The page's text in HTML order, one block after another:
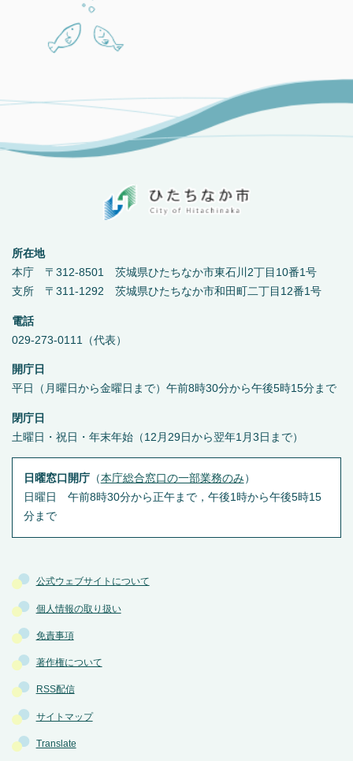
公式ウェブサイトについて
個人情報の取り扱い
免責事項
著作権について
RSS配信
サイトマップ
Translate
所在地
本庁 〒312-8501 茨城県ひたちなか市東石川2丁目10番1号
支所 〒311-1292 茨城県ひたちなか市和田町二丁目12番1号
電話
029-273-0111（代表）
開庁日
平日（月曜日から金曜日まで）午前8時30分から午後5時15分まで
閉庁日
土曜日・祝日・年末年始（12月29日から翌年1月3日まで）
日曜窓口開庁（本庁総合窓口の一部業務のみ ）
日曜日 午前8時30分から正午まで，午後1時から午後5時15
分まで